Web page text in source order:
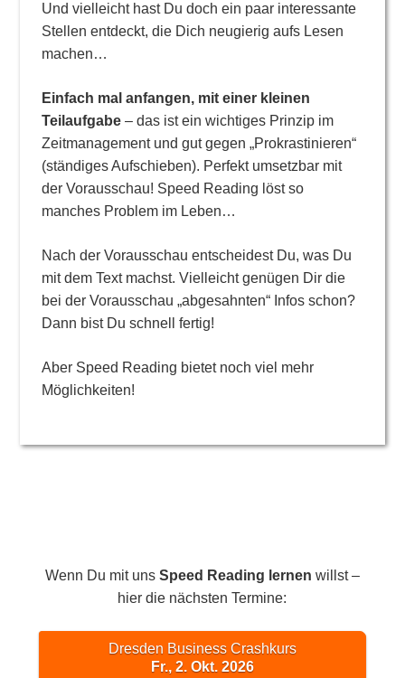
Und vielleicht hast Du doch ein paar interessante
Stellen entdeckt, die Dich neugierig aufs Lesen
machen…
Einfach mal anfangen, mit einer kleinen
Teilaufgabe – das ist ein wichtiges Prinzip im
Zeitmanagement und gut gegen „Prokrastinieren“
(ständiges Aufschieben). Perfekt umsetzbar mit
der Vorausschau! Speed Reading löst so
manches Problem im Leben…
Nach der Vorausschau entscheidest Du, was Du
mit dem Text machst. Vielleicht genügen Dir die
bei der Vorausschau „abgesahnten“ Infos schon?
Dann bist Du schnell fertig!
Aber Speed Reading bietet noch viel mehr
Möglichkeiten!
Wenn Du mit uns Speed Reading lernen willst –
hier die nächsten Termine:
Dresden Business Crashkurs
Fr., 2. Okt. 2026